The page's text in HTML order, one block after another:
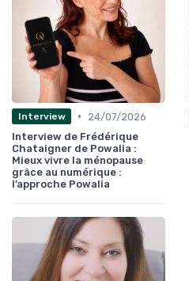
Interview •
24/07/2026
Interview de Frédérique
Chataigner de Powalia :
Mieux vivre la ménopause
grâce au numérique :
l’approche Powalia